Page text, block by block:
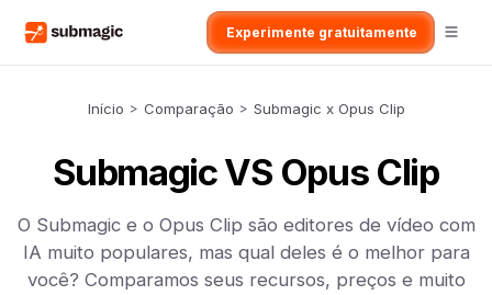
Experimente gratuitamente
Início > Comparação > Submagic x Opus Clip
Submagic VS Opus Clip
O Submagic e o Opus Clip são editores de vídeo com
IA muito populares, mas qual deles é o melhor para
você? Comparamos seus recursos, preços e muito